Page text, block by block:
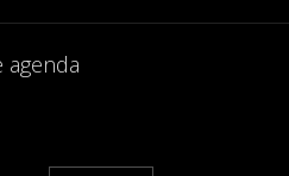
agenda